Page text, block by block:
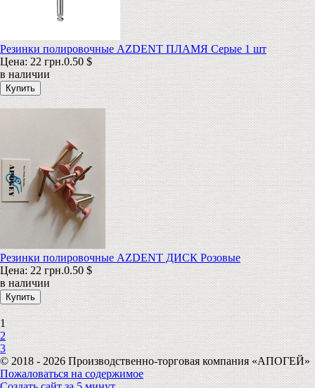
Резинки полировочные AZDENT ПЛАМЯ Серые 1 шт
Цена:22 грн.0.50 $
в наличии
Резинки полировочные AZDENT ДИСК Розовые
Цена:22 грн.0.50 $
в наличии
1
2
3
© 2018 - 2026 Производственно-торговая компания «АПОГЕЙ»
Пожаловаться на содержимое